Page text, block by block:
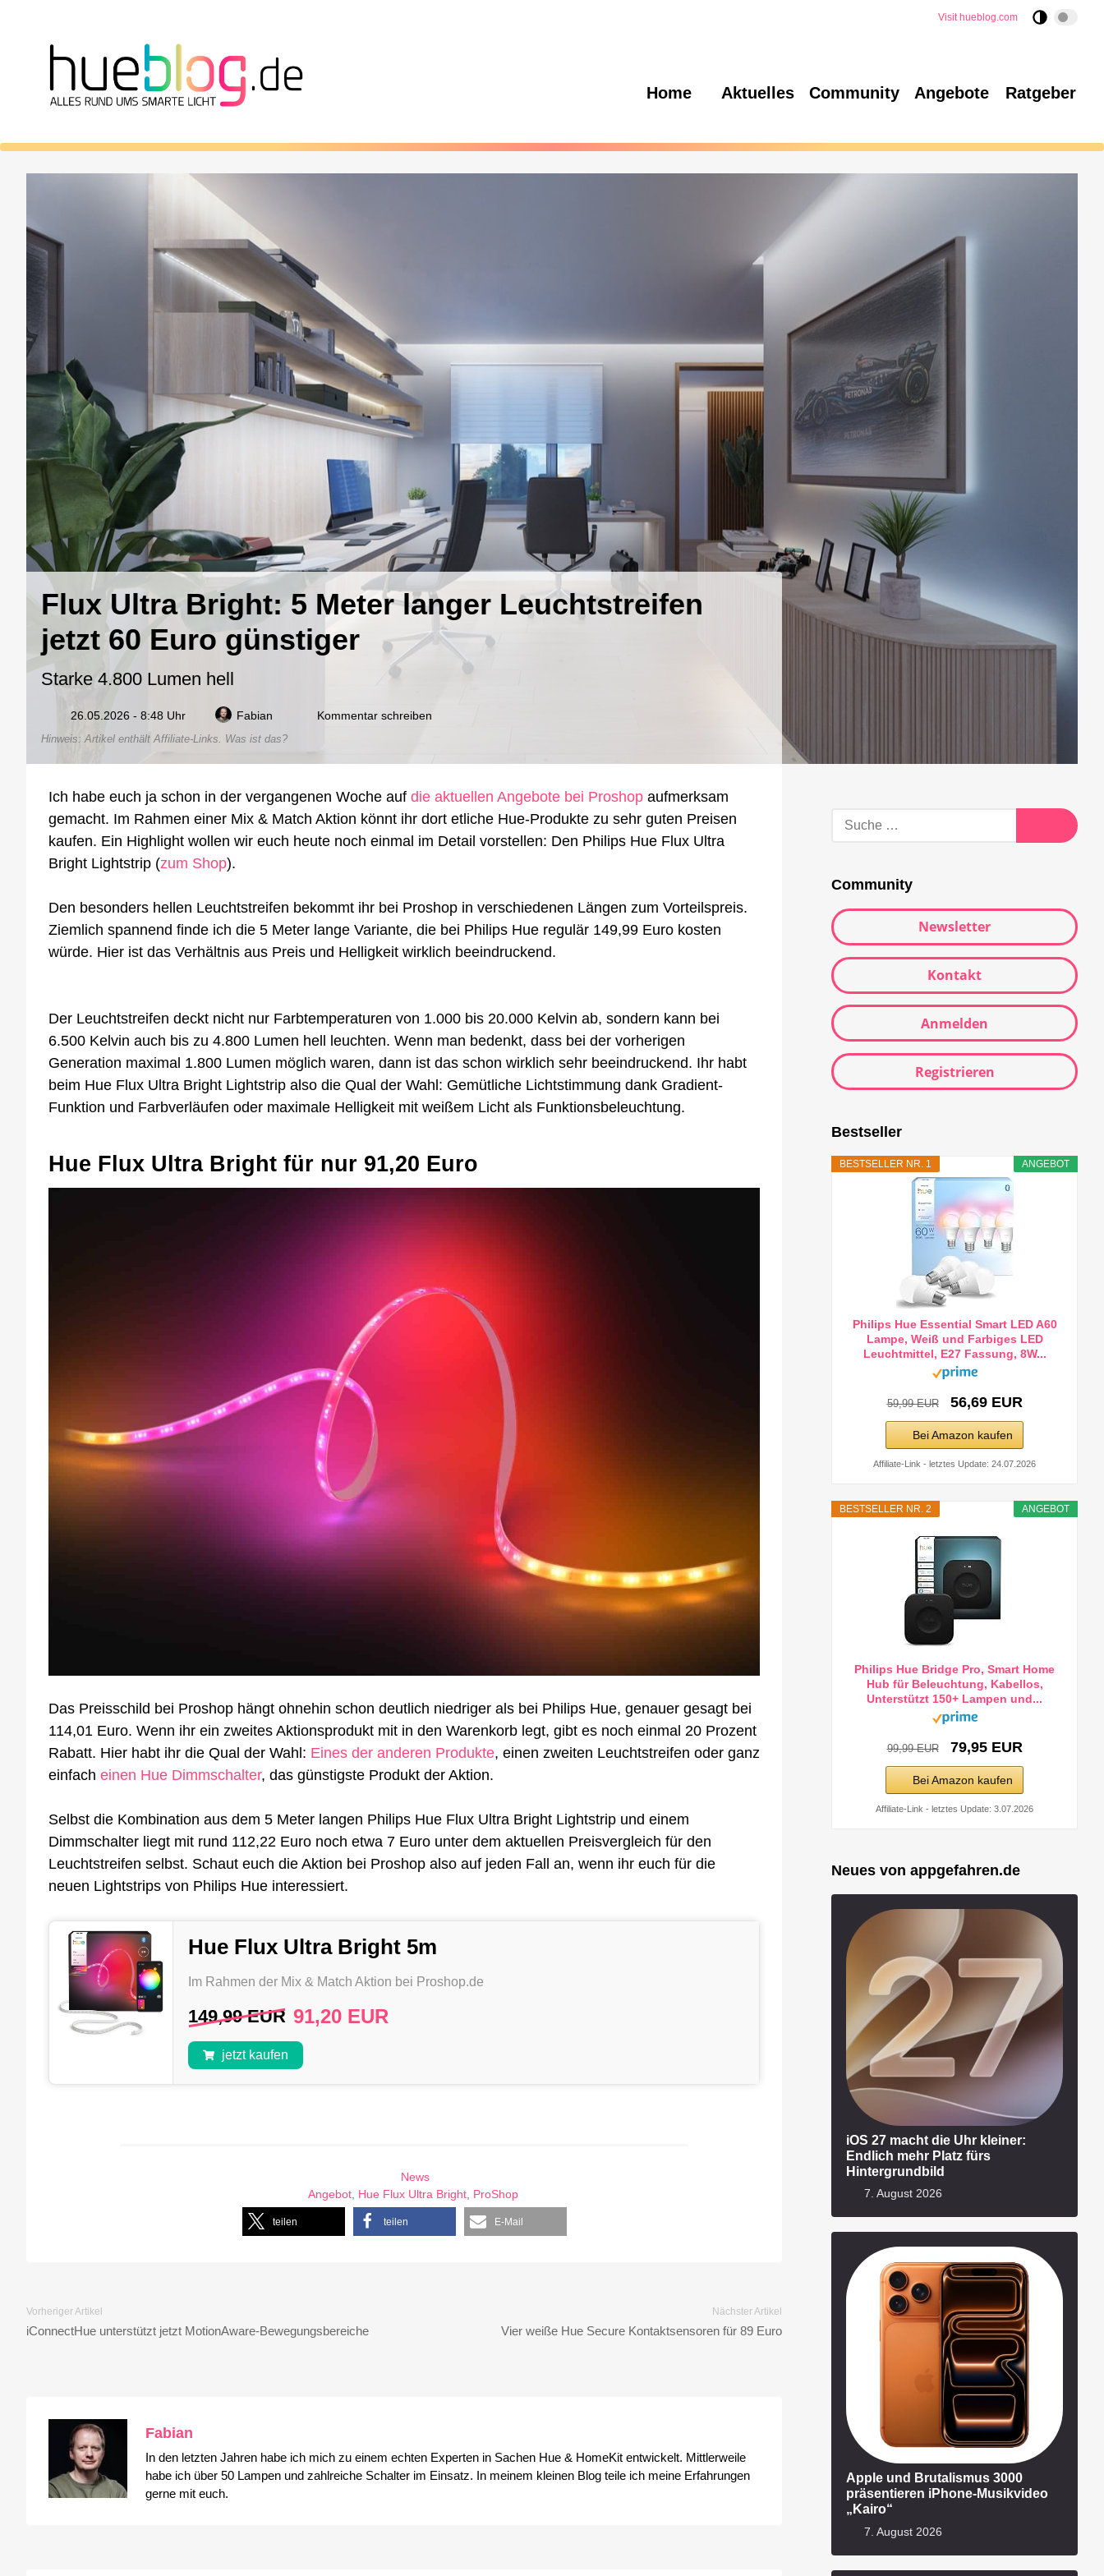
Visit hueblog.com
Home Aktuelles Community Angebote Ratgeber
Flux Ultra Bright: 5 Meter langer Leuchtstreifen
jetzt 60 Euro günstiger
Starke 4.800 Lumen hell
26.05.2026 - 8:48 Uhr Fabian Kommentar schreiben
Bright:
Meter
langer
Leuchtstreifen
günstiger
Hinweis: Artikel enthält Affiliate-Links. Was ist das?
Ich habe euch ja schon in der vergangenen Woche auf die aktuellen Angebote bei Proshop aufmerksam
gemacht. Im Rahmen einer Mix & Match Aktion könnt ihr dort etliche Hue-Produkte zu sehr guten Preisen
kaufen. Ein Highlight wollen wir euch heute noch einmal im Detail vorstellen: Den Philips Hue Flux Ultra
Bright Lightstrip (zum Shop).
Den besonders hellen Leuchtstreifen bekommt ihr bei Proshop in verschiedenen Längen zum Vorteilspreis.
Ziemlich spannend finde ich die 5 Meter lange Variante, die bei Philips Hue regulär 149,99 Euro kosten
würde. Hier ist das Verhältnis aus Preis und Helligkeit wirklich beeindruckend.
Der Leuchtstreifen deckt nicht nur Farbtemperaturen von 1.000 bis 20.000 Kelvin ab, sondern kann bei
6.500 Kelvin auch bis zu 4.800 Lumen hell leuchten. Wenn man bedenkt, dass bei der vorherigen
Generation maximal 1.800 Lumen möglich waren, dann ist das schon wirklich sehr beeindruckend. Ihr habt
beim Hue Flux Ultra Bright Lightstrip also die Qual der Wahl: Gemütliche Lichtstimmung dank Gradient-
Funktion und Farbverläufen oder maximale Helligkeit mit weißem Licht als Funktionsbeleuchtung.
Hue Flux Ultra Bright für nur 91,20 Euro
Das Preisschild bei Proshop hängt ohnehin schon deutlich niedriger als bei Philips Hue, genauer gesagt bei
114,01 Euro. Wenn ihr ein zweites Aktionsprodukt mit in den Warenkorb legt, gibt es noch einmal 20 Prozent
Rabatt. Hier habt ihr die Qual der Wahl: Eines der anderen Produkte, einen zweiten Leuchtstreifen oder ganz
einfach einen Hue Dimmschalter, das günstigste Produkt der Aktion.
Selbst die Kombination aus dem 5 Meter langen Philips Hue Flux Ultra Bright Lightstrip und einem
Dimmschalter liegt mit rund 112,22 Euro noch etwa 7 Euro unter dem aktuellen Preisvergleich für den
Leuchtstreifen selbst. Schaut euch die Aktion bei Proshop also auf jeden Fall an, wenn ihr euch für die
neuen Lightstrips von Philips Hue interessiert.
Hue Flux Ultra Bright 5m
Im Rahmen der Mix & Match Aktion bei Proshop.de
149,99 EUR 91,20 EUR
jetzt kaufen
News
Angebot, Hue Flux Ultra Bright, ProShop
teilen teilen E-Mail
Vorheriger Artikel
iConnectHue unterstützt jetzt MotionAware-Bewegungsbereiche
Nächster Artikel
Vier weiße Hue Secure Kontaktsensoren für 89 Euro
Fabian
In den letzten Jahren habe ich mich zu einem echten Experten in Sachen Hue & HomeKit entwickelt. Mittlerweile
habe ich über 50 Lampen und zahlreiche Schalter im Einsatz. In meinem kleinen Blog teile ich meine Erfahrungen
gerne mit euch.
Suche
Suche
Community
Newsletter
Kontakt
Anmelden
Registrieren
Bestseller
ANGEBOT
BESTSELLER NR. 1
Philips Hue Essential Smart LED A60
Lampe, Weiß und Farbiges LED
Leuchtmittel, E27 Fassung, 8W...
59,99 EUR 56,69 EUR
Bei Amazon kaufen
Affiliate-Link - letztes Update: 24.07.2026
ANGEBOT
BESTSELLER NR. 2
Philips Hue Bridge Pro, Smart Home
Hub für Beleuchtung, Kabellos,
Unterstützt 150+ Lampen und...
99,99 EUR 79,95 EUR
Bei Amazon kaufen
Affiliate-Link - letztes Update: 3.07.2026
Neues von appgefahren.de
iOS 27 macht die Uhr kleiner:
Endlich mehr Platz fürs
Hintergrundbild
7. August 2026
Apple und Brutalismus 3000
präsentieren iPhone-Musikvideo
„Kairo“
7. August 2026